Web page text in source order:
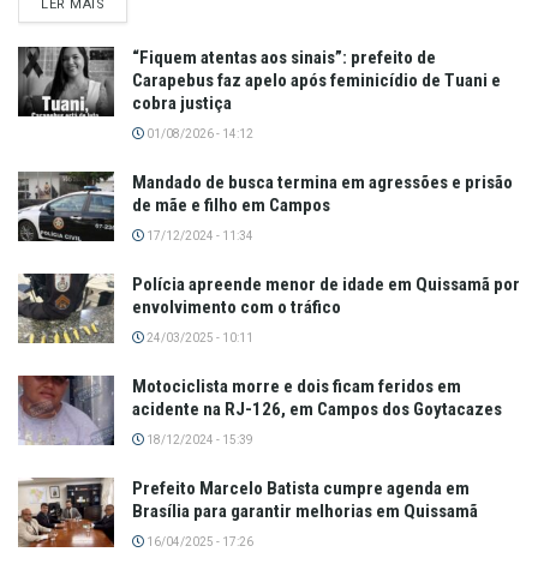
LER MAIS
“Fiquem atentas aos sinais”: prefeito de
Carapebus faz apelo após feminicídio de Tuani e
cobra justiça
01/08/2026 - 14:12
Mandado de busca termina em agressões e prisão
de mãe e filho em Campos
17/12/2024 - 11:34
Polícia apreende menor de idade em Quissamã por
envolvimento com o tráfico
24/03/2025 - 10:11
Motociclista morre e dois ficam feridos em
acidente na RJ-126, em Campos dos Goytacazes
18/12/2024 - 15:39
Prefeito Marcelo Batista cumpre agenda em
Brasília para garantir melhorias em Quissamã
16/04/2025 - 17:26